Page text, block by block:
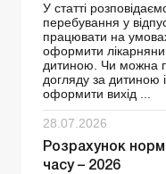
У статті
перебування у
працювати на
оформити
дитиною. Чи можна
догляду за дитиною
оформити вихід ...
28.07.2026
Розрахунок
часу – 2026